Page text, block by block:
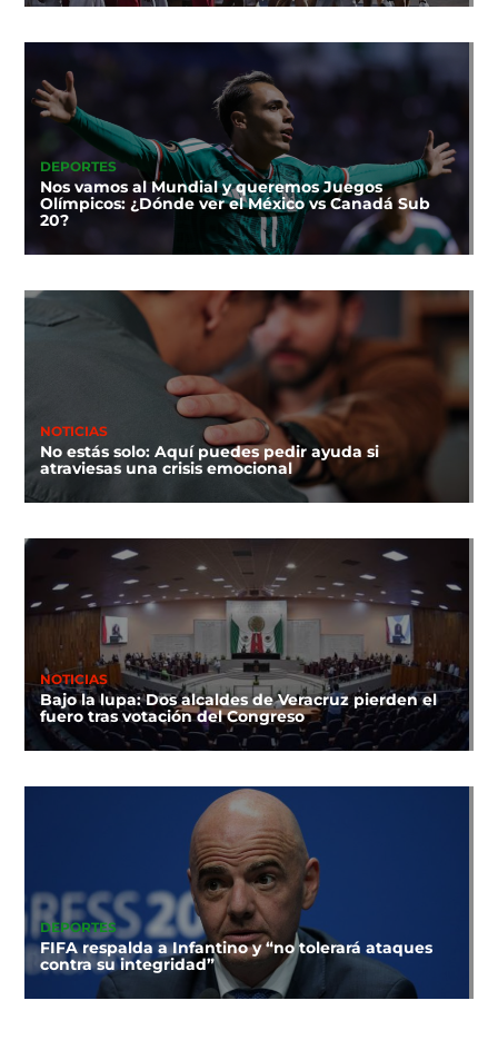
DEPORTES
Nos vamos al Mundial y queremos Juegos
Olímpicos: ¿Dónde ver el México vs Canadá Sub
20?
NOTICIAS
No estás solo: Aquí puedes pedir ayuda si
atraviesas una crisis emocional
NOTICIAS
Bajo la lupa: Dos alcaldes de Veracruz pierden el
fuero tras votación del Congreso
DEPORTES
FIFA respalda a Infantino y “no tolerará ataques
contra su integridad”